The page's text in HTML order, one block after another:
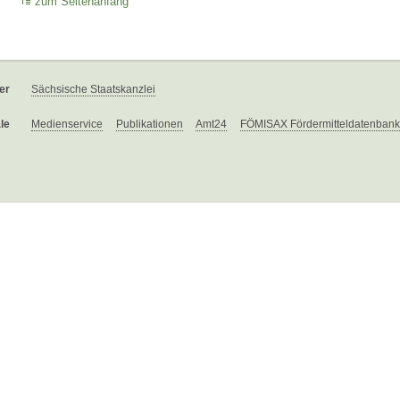
Sächsische Staatskanzlei
Medienservice Publikationen Amt24 FÖMISAX Fördermitteldatenbank